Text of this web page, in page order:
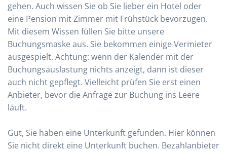
gehen. Auch wissen Sie ob Sie lieber ein Hotel oder
eine Pension mit Zimmer mit Frühstück bevorzugen.
Mit diesem Wissen füllen Sie bitte unsere
Buchungsmaske aus. Sie bekommen einige Vermieter
ausgespielt. Achtung: wenn der Kalender mit der
Buchungsauslastung nichts anzeigt, dann ist dieser
auch nicht gepflegt. Vielleicht prüfen Sie erst einen
Anbieter, bevor die Anfrage zur Buchung ins Leere
läuft.
Gut, Sie haben eine Unterkunft gefunden. Hier können
Sie nicht direkt eine Unterkunft buchen. Bezahlanbieter